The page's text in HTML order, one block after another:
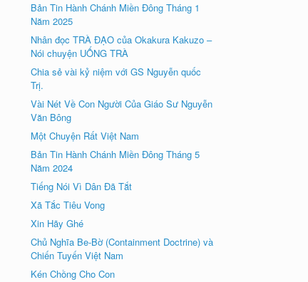
Bản Tin Hành Chánh Miền Đông Tháng 1
Năm 2025
Nhân đọc TRÀ ÐẠO của Okakura Kakuzo –
Nói chuyện UỐNG TRÀ
Chia sẻ vài kỷ niệm với GS Nguyễn quốc
Trị.
Vài Nét Về Con Người Của Giáo Sư Nguyễn
Văn Bông
Một Chuyện Rất Việt Nam
Bản Tin Hành Chánh Miền Đông Tháng 5
Năm 2024
Tiếng Nói Vì Dân Đã Tắt
Xã Tắc Tiêu Vong
Xin Hãy Ghé
Chủ Nghĩa Be-Bờ (Containment Doctrine) và
Chiến Tuyến Việt Nam
Kén Chồng Cho Con